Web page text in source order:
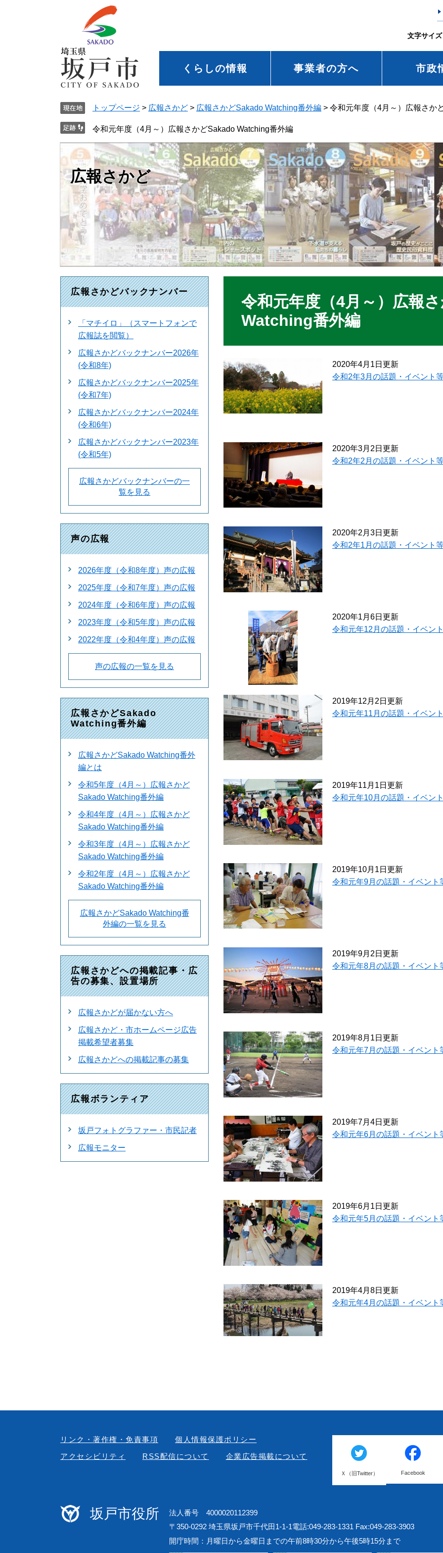
文字サイズ
くらしの情報 事業者の方へ 市政
トップページ > 広報さかど > 広報さかどSakado Watching番外編 > 令和元年度（4月～）広報さか
令和元年度（4月～）広報さかどSakado Watching番外編
広報さかど
令和元年度（4月～）広報
Watching番外編
2020年4月1日更新
令和2年3月の話題・イベント
2020年3月2日更新
令和2年2月の話題・イベント
2020年2月3日更新
令和2年1月の話題・イベント
2020年1月6日更新
令和元年12月の話題・イベン
2019年12月2日更新
令和元年11月の話題・イベン
2019年11月1日更新
令和元年10月の話題・イベン
2019年10月1日更新
令和元年9月の話題・イベント
2019年9月2日更新
令和元年8月の話題・イベント
2019年8月1日更新
令和元年7月の話題・イベント
2019年7月4日更新
令和元年6月の話題・イベント
2019年6月1日更新
令和元年5月の話題・イベント
2019年4月8日更新
令和元年4月の話題・イベント
広報さかどバックナンバー
「マチイロ」（スマートフォンで
広報誌を閲覧）
広報さかどバックナンバー2026年
(令和8年)
広報さかどバックナンバー2025年
(令和7年)
広報さかどバックナンバー2024年
(令和6年)
広報さかどバックナンバー2023年
(令和5年)
広報さかどバックナンバーの一
覧を見る
声の広報
2026年度（令和8年度）声の広報
2025年度（令和7年度）声の広報
2024年度（令和6年度）声の広報
2023年度（令和5年度）声の広報
2022年度（令和4年度）声の広報
声の広報の一覧を見る
広報さかどSakado
Watching番外編
広報さかどSakado Watching番外
編とは
令和5年度（4月～）広報さかど
Sakado Watching番外編
令和4年度（4月～）広報さかど
Sakado Watching番外編
令和3年度（4月～）広報さかど
Sakado Watching番外編
令和2年度（4月～）広報さかど
Sakado Watching番外編
広報さかどSakado Watching番
外編の一覧を見る
広報さかどへの掲載記事・広
告の募集、設置場所
広報さかどが届かない方へ
広報さかど・市ホームページ広告
掲載希望者募集
広報さかどへの掲載記事の募集
広報ボランティア
坂戸フォトグラファー・市民記者
広報モニター
リンク・著作権・免責事項
個人情報保護ポリシー
アクセシビリティ
RSS配信について 企業広告掲載について
Ｘ（旧Twitter） Facebook
坂戸市役所
法人番号 4000020112399
〒350-0292 埼玉県坂戸市千代田1-1-1電話:049-283-1331 Fax:049-283-3903
開庁時間：月曜日から金曜日までの午前8時30分から午後5時15分まで